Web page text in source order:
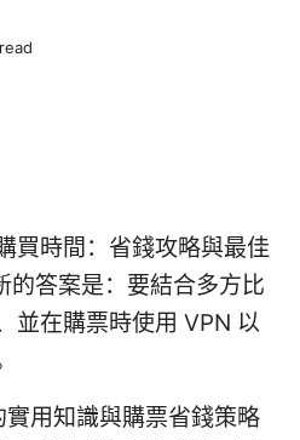
買時間：省錢攻略與最佳
答案是：要結合多方比
並在購票時使用 VPN 以
用知識與購票省錢策略